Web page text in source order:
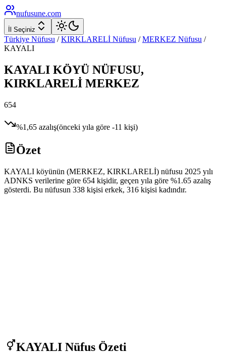
nufusune.com
İl Seçiniz
Türkiye Nüfusu / KIRKLARELİ Nüfusu / MERKEZ Nüfusu /
KAYALI
KAYALI KÖYÜ NÜFUSU,
KIRKLARELİ MERKEZ
654
%1,65 azalış(önceki yıla göre -11 kişi)
Özet
KAYALI köyünün (MERKEZ, KIRKLARELİ) nüfusu 2025 yılı
ADNKS verilerine göre 654 kişidir, geçen yıla göre %1.65 azalış
gösterdi. Bu nüfusun 338 kişisi erkek, 316 kişisi kadındır.
KAYALI Nüfus Özeti